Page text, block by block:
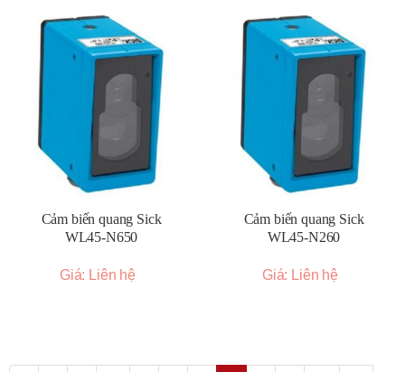
Cảm biến quang Sick
WL45-N650
Giá: Liên hệ
Cảm biến quang Sick
WL45-N260
Giá: Liên hệ